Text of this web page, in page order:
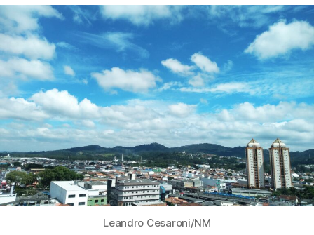
Leandro Cesaroni/NM